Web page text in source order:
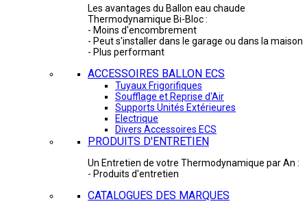
Les avantages du Ballon eau chaude
Thermodynamique Bi-Bloc :
- Moins d'encombrement
- Peut s'installer dans le garage ou dans la maison
- Plus performant
ACCESSOIRES BALLON ECS
Tuyaux Frigorifiques
Soufflage et Reprise d'Air
Supports Unités Extérieures
Electrique
Divers Accessoires ECS
PRODUITS D'ENTRETIEN
Un Entretien de votre Thermodynamique par An :
- Produits d'entretien
CATALOGUES DES MARQUES